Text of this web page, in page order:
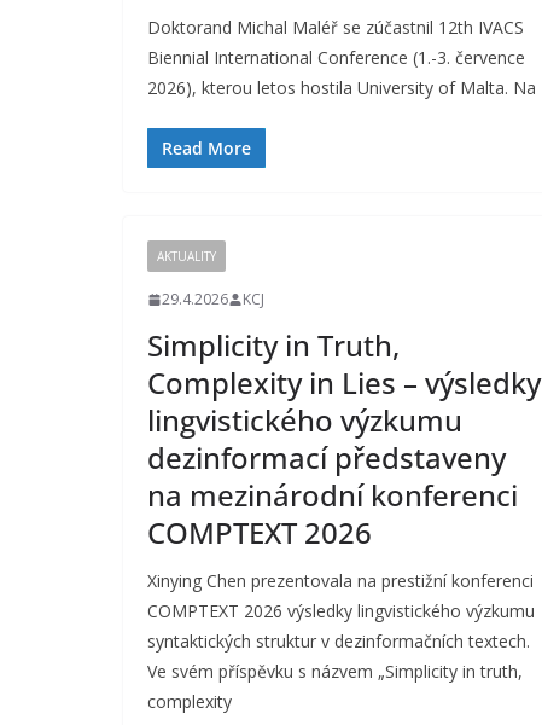
Doktorand Michal Maléř se zúčastnil 12th IVACS
Biennial International Conference (1.-3. července
2026), kterou letos hostila University of Malta. Na
Read More
AKTUALITY
29.4.2026 KCJ
Simplicity in Truth,
Complexity in Lies – výsledky
lingvistického výzkumu
dezinformací představeny
na mezinárodní konferenci
COMPTEXT 2026
Xinying Chen prezentovala na prestižní konferenci
COMPTEXT 2026 výsledky lingvistického výzkumu
syntaktických struktur v dezinformačních textech.
Ve svém příspěvku s názvem „Simplicity in truth,
complexity